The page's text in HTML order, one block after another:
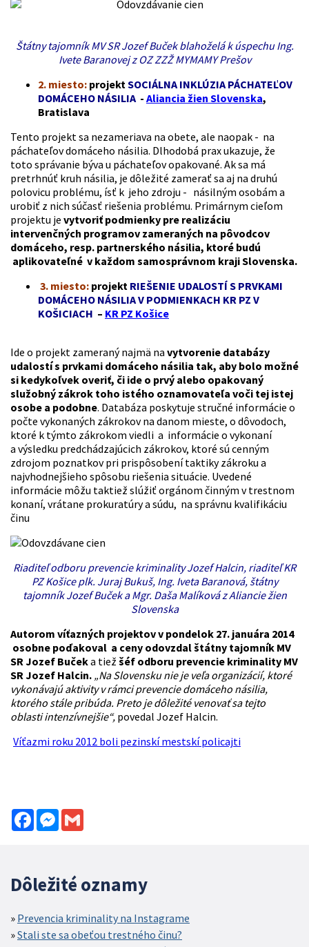
Štátny tajomník MV SR Jozef Buček blahoželá k úspechu Ing.
Ivete Baranovej z OZ ZZŽ MYMAMY Prešov
2. miesto: projektSOCIÁLNA INKLÚZIA PÁCHATEĽOV
DOMÁCEHO NÁSILIA - Aliancia žien Slovenska,
Bratislava
Tento projekt sa nezameriava na obete, ale naopak - na
páchateľov domáceho násilia. Dlhodobá prax ukazuje, že
toto správanie býva u páchateľov opakované. Ak sa má
pretrhnúť kruh násilia, je dôležité zamerať sa aj na druhú
polovicu problému, ísť k jeho zdroju - násilným osobám a
urobiť z nich súčasť riešenia problému. Primárnym cieľom
projektu je vytvoriť podmienky pre realizáciu
intervenčných programov zameraných na pôvodcov
domáceho, resp. partnerského násilia, ktoré budú
aplikovateľné v každom samosprávnom kraji Slovenska.
3. miesto: projekt RIEŠENIE UDALOSTÍ S PRVKAMI
DOMÁCEHO NÁSILIA V PODMIENKACH KR PZ V
KOŠICIACH – KR PZ Košice
Ide o projekt zameraný najmä na vytvorenie databázy
udalostí s prvkami domáceho násilia tak, aby bolo možné
si kedykoľvek overiť, či ide o prvý alebo opakovaný
služobný zákrok toho istého oznamovateľa voči tej istej
osobe a podobne. Databáza poskytuje stručné informácie o
počte vykonaných zákrokov na danom mieste, o dôvodoch,
ktoré k týmto zákrokom viedli a informácie o vykonaní
a výsledku predchádzajúcich zákrokov, ktoré sú cenným
zdrojom poznatkov pri prispôsobení taktiky zákroku a
najvhodnejšieho spôsobu riešenia situácie. Uvedené
informácie môžu taktiež slúžiť orgánom činným v trestnom
konaní, vrátane prokuratúry a súdu, na správnu kvalifikáciu
činu
Riaditeľ odboru prevencie kriminality Jozef Halcin, riaditeľ KR
PZ Košice plk. Juraj Bukuš, Ing. Iveta Baranová, štátny
tajomník Jozef Buček a Mgr. Daša Malíková z Aliancie žien
Slovenska
Autorom víťazných projektov v pondelok 27. januára 2014
osobne poďakoval a ceny odovzdal štátny tajomník MV
SR Jozef Bučeka tiež šéf odboru prevencie kriminality MV
SR Jozef Halcin. „Na Slovensku nie je veľa organizácií, ktoré
vykonávajú aktivity v rámci prevencie domáceho násilia,
ktorého stále pribúda. Preto je dôležité venovať sa tejto
oblasti intenzívnejšie“, povedal Jozef Halcin.
Víťazmi roku 2012 boli pezinskí mestskí policajti
FacebookMessenger
Dôležité oznamy
Prevencia kriminality na Instagrame
Stali ste sa obeťou trestného činu?